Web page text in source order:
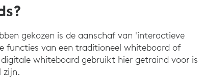
gekozen is de aanschaf van 'interactieve
functies van een traditioneel whiteboard of
whiteboard gebruikt hier getraind voor is
zijn.